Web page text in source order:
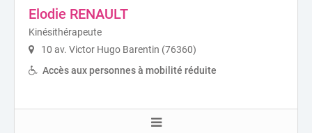
Elodie RENAULT
Kinésithérapeute
10 av. Victor Hugo Barentin (76360)
Accès aux personnes à mobilité réduite